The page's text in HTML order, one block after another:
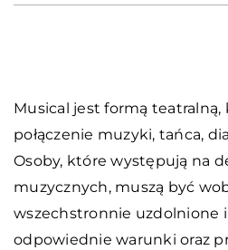
Musical jest formą teatralną,
połączenie muzyki, tańca,
Osoby, które występują na
muzycznych, muszą być
wszechstronnie uzdolnione
odpowiednie warunki oraz